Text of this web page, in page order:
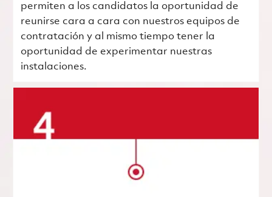
permiten a los candidatos la oportunidad de
reunirse cara a cara con nuestros equipos de
contratación y al mismo tiempo tener la
oportunidad de experimentar nuestras
instalaciones.